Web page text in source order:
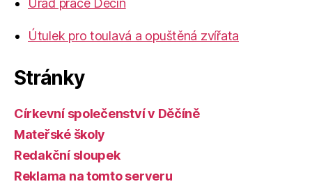
Útulek pro toulavá a opuštěná zvířata
Stránky
Církevní společenství v Děčíně
Mateřské školy
Redakční sloupek
Reklama na tomto serveru